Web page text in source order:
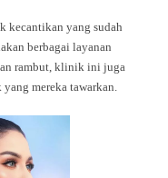
kecantikan yang sudah
berbagai layanan
rambut, klinik ini juga
mereka tawarkan.